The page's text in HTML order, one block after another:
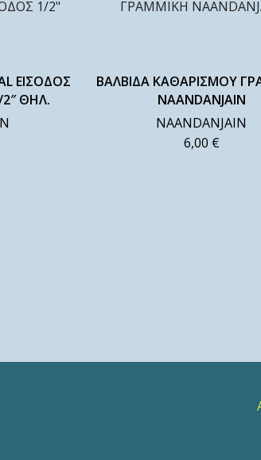
ΕΙΣΟΔΟΣ
ΘΗΛ.
ΒΑΛΒΙΔΑ ΚΑΘΑΡΙΣΜΟΥ
NAANDANJAIN
NAANDANJAIN
6,00 €